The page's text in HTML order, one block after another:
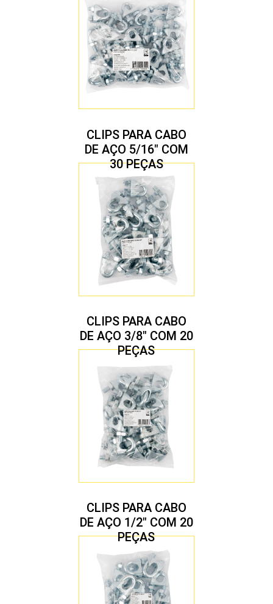
CLIPS PARA CABO
DE AÇO 5/16″ COM
30 PEÇAS
CLIPS PARA CABO
DE AÇO 3/8″ COM 20
PEÇAS
CLIPS PARA CABO
DE AÇO 1/2″ COM 20
PEÇAS